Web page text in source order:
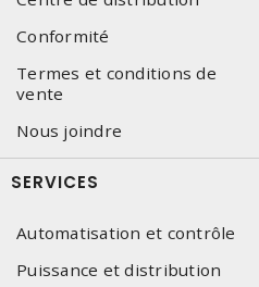
Conformité
Termes et conditions de
vente
Nous joindre
SERVICES
Automatisation et contrôle
Puissance et distribution